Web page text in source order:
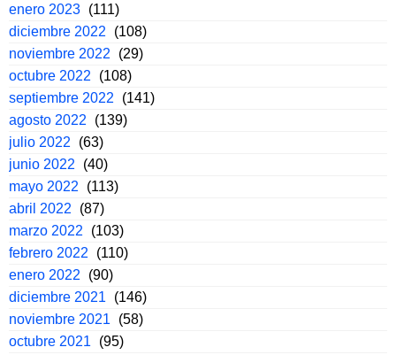
enero 2023 (111)
diciembre 2022
(108)
noviembre 2022
(29)
octubre 2022
(108)
septiembre 2022
(141)
agosto 2022
(139)
julio 2022
(63)
junio 2022
(40)
mayo 2022
(113)
abril 2022
(87)
marzo 2022
(103)
febrero 2022
(110)
enero 2022
(90)
diciembre 2021
(146)
noviembre 2021
(58)
octubre 2021
(95)